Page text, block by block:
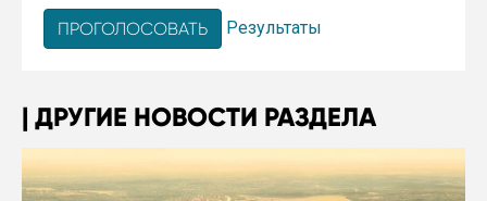
Результаты
ДРУГИЕ НОВОСТИ РАЗДЕЛА